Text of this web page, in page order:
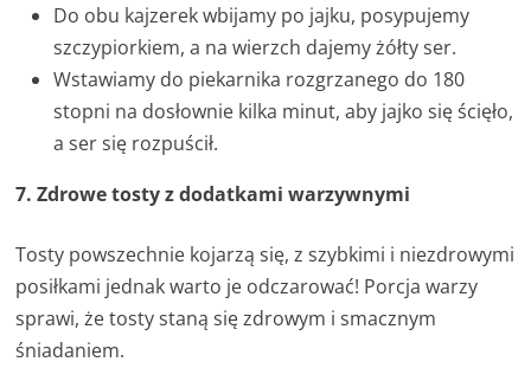
Do obu kajzerek wbijamy po jajku, posypujemy
szczypiorkiem, a na wierzch dajemy żółty ser.
Wstawiamy do piekarnika rozgrzanego do 180
stopni na dosłownie kilka minut, aby jajko się ścięło,
a ser się rozpuścił.
7. Zdrowe tosty z dodatkami warzywnymi
Tosty powszechnie kojarzą się, z szybkimi i niezdrowymi
posiłkami jednak warto je odczarować! Porcja warzy
sprawi, że tosty staną się zdrowym i smacznym
śniadaniem.